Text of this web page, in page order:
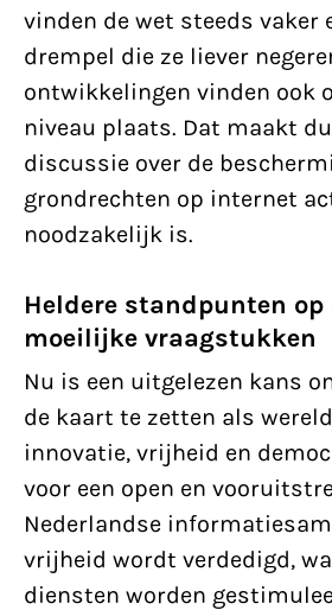
vinden de wet steeds vaker
drempel die ze liever
ontwikkelingen vinden ook
niveau plaats. Dat maakt
discussie over de
grondrechten op internet
noodzakelijk is.
Heldere standpunten op
moeilijke vraagstukken
Nu is een uitgelezen kans
de kaart te zetten als
innovatie, vrijheid en
voor een open en
Nederlandse
vrijheid wordt verdedigd,
diensten worden